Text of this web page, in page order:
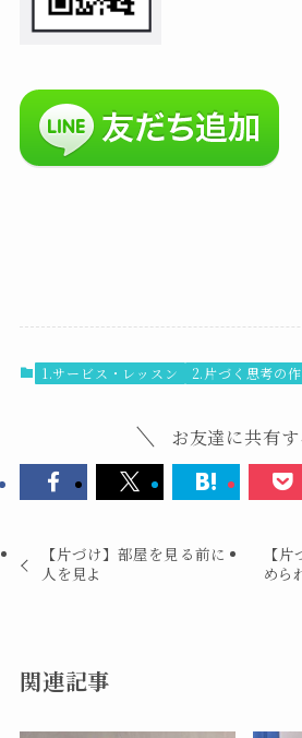
1.サービス・レッスン 2.片づく思考の
お友達に共有す
【片づけ】部屋を見る前に
人を見よ
【
めら
関連記事